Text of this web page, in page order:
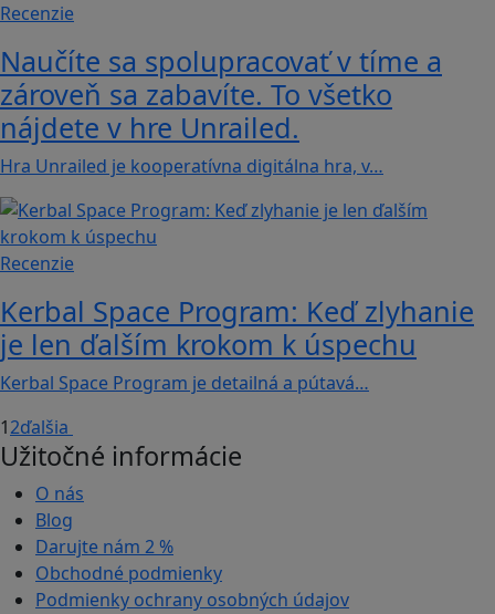
Recenzie
Naučíte sa spolupracovať v tíme a
zároveň sa zabavíte. To všetko
nájdete v hre Unrailed.
Hra Unrailed je kooperatívna digitálna hra, v…
Recenzie
Kerbal Space Program: Keď zlyhanie
je len ďalším krokom k úspechu
Kerbal Space Program je detailná a pútavá…
12ďalšia
Užitočné informácie
O nás
Blog
Darujte nám 2 %
Obchodné podmienky
Podmienky ochrany osobných údajov